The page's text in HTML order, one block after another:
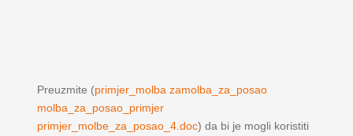
Preuzmite (primjer_molba zamolba_za_posao
molba_za_posao_primjer
primjer_molbe_za_posao_4.doc) da bi je mogli koristiti